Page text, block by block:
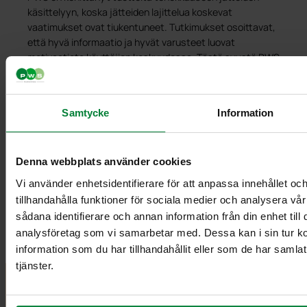
Samtycke Information
Denna webbplats använder cookies
Vi använder enhetsidentifierare för att anpassa innehållet
tillhandahålla funktioner för sociala medier och analysera
sådana identifierare och annan information från din enhet
analysföretag som vi samarbetar med. Dessa kan i sin tur
information som du har tillhandahållit eller som de har
tjänster.
käsittelyyn, koska jätteiden lajittelua koskevat
vaatimukset ovat tiukentuneet. Tutkimukset osoittavat,
että hyvä informaatio ja hyvät varusteet luovat
motivaatiota käyttäjien keskuudessa. Tästä syystä PWS
tekee tiivistä yhteistyötä kuntien ja yrittäjien kanssa.
PWS on kehittänyt monia menestyneitä järjestelmiä ja
tuotteita, jotka helpottavat tilaajien ja
tuottavat useampia puhtaita jätejakeita.
Ottakaa yhteyttä
Jos teillä on omia ideoita, ottakaa yhteyttä meihin.
Teemme kaikkemme täyttääksemme toiveenne.
PWS Finland
Tuotteet
Tiedot